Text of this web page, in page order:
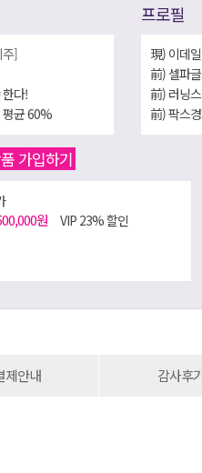
]
다!
평균 60%
프로필
現) 이데
前) 셀파
前) 러닝
前) 팍스
가입하기
원 VIP 23% 할인
제안내 감사후기